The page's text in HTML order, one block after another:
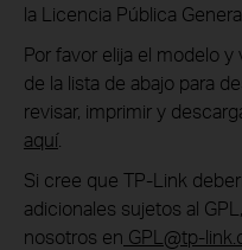
la Licencia Pública
Por favor elija el modelo
de la lista de abajo para
revisar, imprimir y
aquí.
Si cree que TP-Link
adicionales sujetos al
nosotros en GPL @tp-